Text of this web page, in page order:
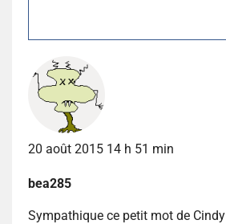
20 août 2015 14 h 51 min
bea285
Sympathique ce petit mot de Cindy